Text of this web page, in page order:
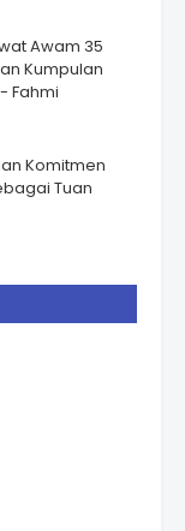
Awam 35
Kumpulan
Fahmi
Komitmen
Tuan